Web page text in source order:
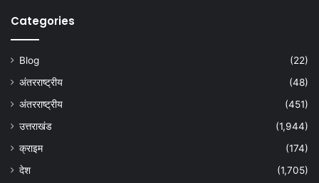
Categories
Blog
(22)
अंतरराष्ट्रीय
(48)
अंतरराष्ट्रीय
(451)
उत्तराखंड
(1,944)
क्राइम
(174)
देश
(1,705)